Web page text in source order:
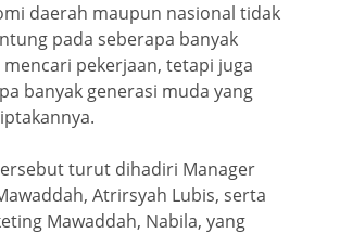
daerah maupun nasional tidak
pada seberapa banyak
pekerjaan, tetapi juga
banyak generasi muda yang
turut dihadiri Manager
Atrirsyah Lubis, serta
Mawaddah, Nabila, yang